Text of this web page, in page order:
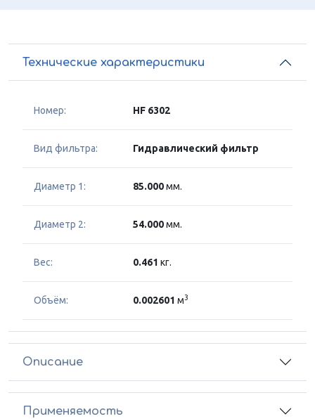
Технические характеристики
Номер: HF 6302
Вид фильтра: Гидравлический фильтр
Диаметр 1: 85.000мм.
Диаметр 2: 54.000мм.
Вес: 0.461 кг.
Объём: 0.002601 м3
Описание
Применяемость